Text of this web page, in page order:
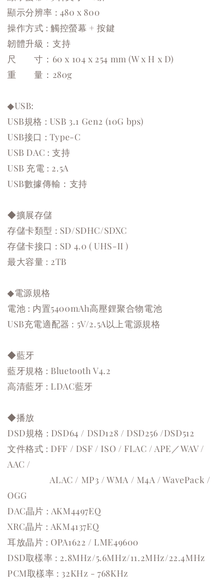
顯示分辨率 : 480 x 800
操作方式 : 觸控螢幕 + 按鍵
韌體升級：支持
尺 寸：60 x 104 x 254 mm (W x H x D)
重 量：280g
◆USB:
USB規格 : USB 3.1 Gen2 (10G bps)
USB接口 : Type-C
USB DAC : 支持
USB 充電 : 2.5A
USB數據傳輸：支持
◆擴展存儲
存儲卡類型 : SD/SDHC/SDXC
存儲卡接口 : SD 4.0 ( UHS-II )
最大容量 : 2TB
◆電源規格
電池 : 内置5400mAh高壓鋰聚合物電池
USB充電適配器 : 5V/2.5A以上電源規格
◆藍牙
藍牙規格 : Bluetooth V4.2
高清藍牙 : LDAC藍牙
◆播放
DSD規格 : DSD64 / DSD128 / DSD256 /DSD512
文件格式 : DFF / DSF / ISO / FLAC / APE／WAV /
AAC /
ALAC / MP3 / WMA / M4A / WavePack /
OGG
DAC晶片 : AKM4497EQ
XRC晶片 : AKM4137EQ
耳放晶片 : OPA1622 / LME49600
DSD取樣率 : 2.8MHz/5.6MHz/11.2MHz/22.4MHz
PCM取樣率 : 32KHz - 768KHz